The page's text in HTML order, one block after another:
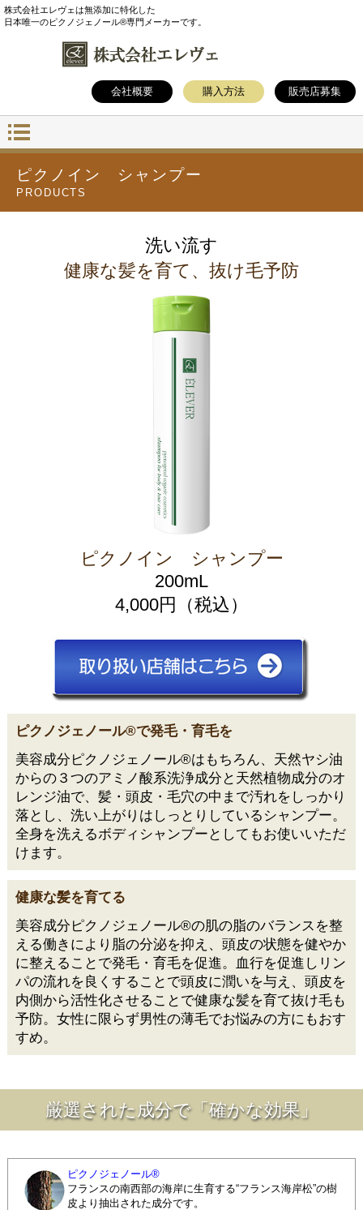
株式会社エレヴェは無添加に特化した
日本唯一のピクノジェノール®専門メーカーです。
会社概要 購入方法 販売店募集
ピクノイン シャンプー
PRODUCTS
洗い流す
健康な髪を育て、抜け毛予防
ピクノイン シャンプー
200mL
4,000円（税込）
ピクノジェノール®で発毛・育毛を
美容成分ピクノジェノール®はもちろん、天然ヤシ油
からの３つのアミノ酸系洗浄成分と天然植物成分のオ
レンジ油で、髪・頭皮・毛穴の中まで汚れをしっかり
落とし、洗い上がりはしっとりしているシャンプー。
全身を洗えるボディシャンプーとしてもお使いいただ
けます。
健康な髪を育てる
美容成分ピクノジェノール®の肌の脂のバランスを整
える働きにより脂の分泌を抑え、頭皮の状態を健やか
に整えることで発毛・育毛を促進。血行を促進しリン
パの流れを良くすることで頭皮に潤いを与え、頭皮を
内側から活性化させることで健康な髪を育て抜け毛も
予防。女性に限らず男性の薄毛でお悩みの方にもおす
すめ。
厳選された成分で「確かな効果」
ピクノジェノール®
フランスの南西部の海岸に生育する“フランス海岸松”の樹
皮より抽出された成分です。